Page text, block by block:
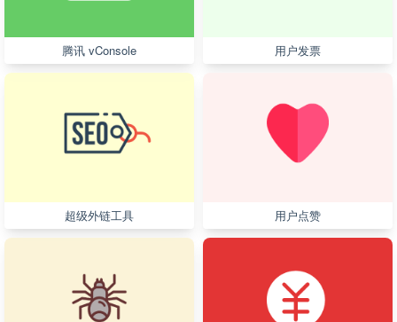
腾讯 vConsole 用户发票
超级外链工具 用户点赞